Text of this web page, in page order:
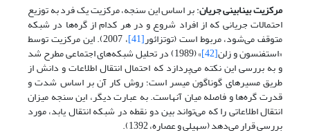
مرکزیت بینابینی جریان: بر اساس این سنجه، مرکزیت یک فرد به توزیع
احتمالات جریانی که از افراد شروع و در هر کدام از گره‌ها در شبکه
متوقف می‌شود، مربوط است (توتزائور[41] ، 2007). این مرکزیت توسط
«استفنسون و زلن[42] » (1989) در تحلیل شبکه‌های اجتماعی مطرح شد
و به بررسی این نکته می‌پردازد که احتمال انتقال اطلاعات و دانش از
طریق مسیرهای گوناگون میسر است؛ روش کار آن بر اساس شدت و
قدرت گره‌ها و فاصله میان آنهاست. به عبارت دیگر، این سنجه میزان
انتقال اطلاعاتی را که می‌تواند بین دو نقطه در شبکه انتقال یابد، مورد
بررسی قرار می‌دهد (سهیلی و عصاره، 1392).